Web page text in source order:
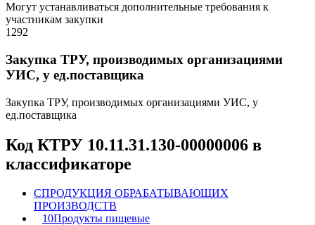
Могут устанавливаться дополнительные требования к
участникам закупки
1292
Закупка ТРУ, производимых организациями
УИС, у ед.поставщика
Закупка ТРУ, производимых организациями УИС, у
ед.поставщика
Код КТРУ 10.11.31.130-00000006 в
классификаторе
CПРОДУКЦИЯ ОБРАБАТЫВАЮЩИХ
ПРОИЗВОДСТВ
10Продукты пищевые